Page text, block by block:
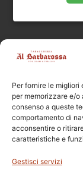
Per fornire le
per memorizzare e/
consenso a queste
comportamento di
acconsentire o
caratteristiche e
Gestisci servizi